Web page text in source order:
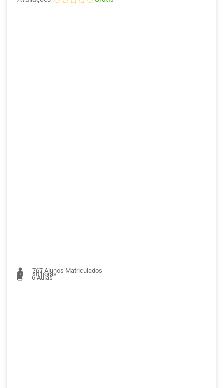
767 Alunos Matriculados
40 horas
6Aulas